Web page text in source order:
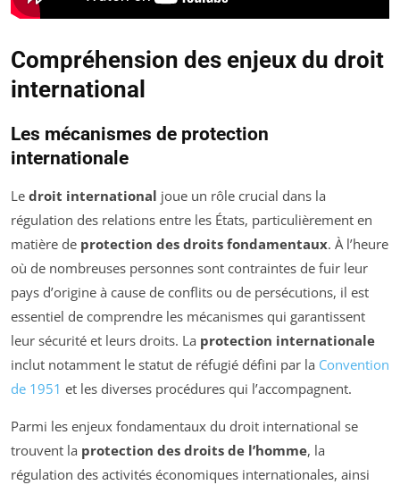
Compréhension des enjeux du droit
international
Les mécanismes de protection
internationale
Le droit international joue un rôle crucial dans la
régulation des relations entre les États, particulièrement en
matière de protection des droits fondamentaux. À l’heure
où de nombreuses personnes sont contraintes de fuir leur
pays d’origine à cause de conflits ou de persécutions, il est
essentiel de comprendre les mécanismes qui garantissent
leur sécurité et leurs droits. La protection internationale
inclut notamment le statut de réfugié défini par la Convention
de 1951 et les diverses procédures qui l’accompagnent.
Parmi les enjeux fondamentaux du droit international se
trouvent la protection des droits de l’homme, la
régulation des activités économiques internationales, ainsi